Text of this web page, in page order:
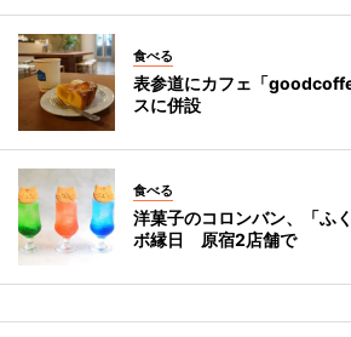
食べる
表参道にカフェ「
スに併設
食べる
洋菓子のコロンバン、「ふ
ボ縁日 原宿2店舗で